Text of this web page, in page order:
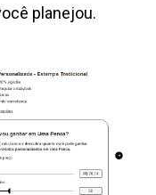
planejou.